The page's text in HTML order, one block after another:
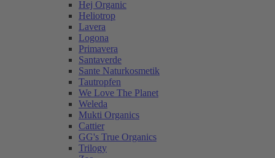
Hej Organic
Heliotrop
Lavera
Logona
Primavera
Santaverde
Sante Naturkosmetik
Tautropfen
We Love The Planet
Weleda
Mukti Organics
Cattier
GG's True Organics
Trilogy